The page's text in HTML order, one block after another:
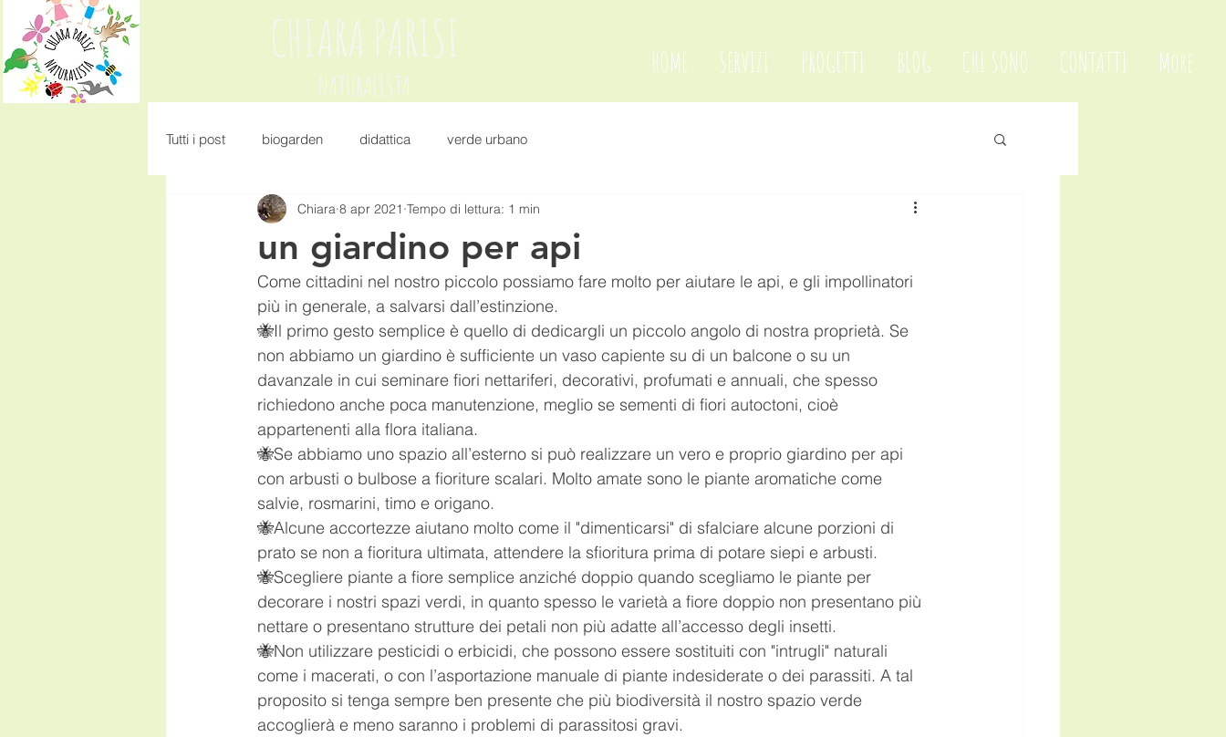
HOME SERVIZI PROGETTI BLOG CHI SONO CONTATTI More
CHIARA PARISI
NATURALISTA
Tutti i post biogarden didattica verde urbano
un giardino per api
Chiara 8 apr 2021 Tempo di lettura: 1 min
Come cittadini nel nostro piccolo possiamo fare molto per aiutare le api, e gli impollinatori
più in generale, a salvarsi dall’estinzione.
🐝Il primo gesto semplice è quello di dedicargli un piccolo angolo di nostra proprietà. Se
non abbiamo un giardino è sufficiente un vaso capiente su di un balcone o su un
davanzale in cui seminare fiori nettariferi, decorativi, profumati e annuali, che spesso
richiedono anche poca manutenzione, meglio se sementi di fiori autoctoni, cioè
appartenenti alla flora italiana.
🐝Se abbiamo uno spazio all’esterno si può realizzare un vero e proprio giardino per api
con arbusti o bulbose a fioriture scalari. Molto amate sono le piante aromatiche come
salvie, rosmarini, timo e origano.
🐝Alcune accortezze aiutano molto come il "dimenticarsi" di sfalciare alcune porzioni di
prato se non a fioritura ultimata, attendere la sfioritura prima di potare siepi e arbusti.
🐝Scegliere piante a fiore semplice anziché doppio quando scegliamo le piante per
decorare i nostri spazi verdi, in quanto spesso le varietà a fiore doppio non presentano più
nettare o presentano strutture dei petali non più adatte all’accesso degli insetti.
🐝Non utilizzare pesticidi o erbicidi, che possono essere sostituiti con "intrugli" naturali
come i macerati, o con l’asportazione manuale di piante indesiderate o dei parassiti. A tal
proposito si tenga sempre ben presente che più biodiversità il nostro spazio verde
accoglierà e meno saranno i problemi di parassitosi gravi.